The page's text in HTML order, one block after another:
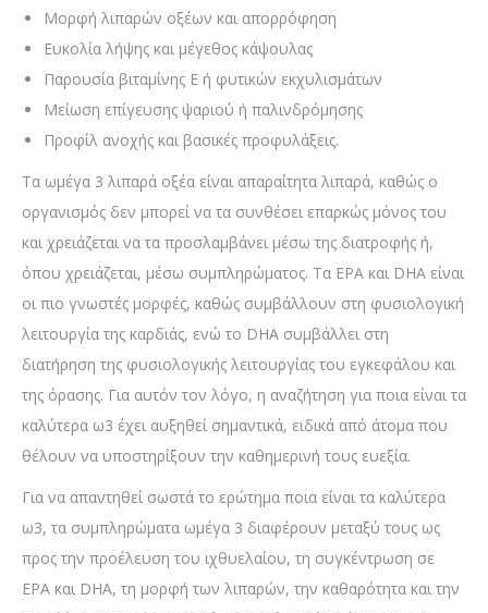
Μορφή λιπαρών οξέων και απορρόφηση
Ευκολία λήψης και μέγεθος κάψουλας
Παρουσία βιταμίνης Ε ή φυτικών εκχυλισμάτων
Μείωση επίγευσης ψαριού ή παλινδρόμησης
Προφίλ ανοχής και βασικές προφυλάξεις.
Τα ωμέγα 3 λιπαρά οξέα είναι απαραίτητα λιπαρά, καθώς ο
οργανισμός δεν μπορεί να τα συνθέσει επαρκώς μόνος του
και χρειάζεται να τα προσλαμβάνει μέσω της διατροφής ή,
όπου χρειάζεται, μέσω συμπληρώματος. Τα EPA και DHA είναι
οι πιο γνωστές μορφές, καθώς συμβάλλουν στη φυσιολογική
λειτουργία της καρδιάς, ενώ το DHA συμβάλλει στη
διατήρηση της φυσιολογικής λειτουργίας του εγκεφάλου και
της όρασης. Για αυτόν τον λόγο, η αναζήτηση για ποια είναι τα
καλύτερα ω3 έχει αυξηθεί σημαντικά, ειδικά από άτομα που
θέλουν να υποστηρίξουν την καθημερινή τους ευεξία.
Για να απαντηθεί σωστά το ερώτημα ποια είναι τα καλύτερα
ω3, τα συμπληρώματα ωμέγα 3 διαφέρουν μεταξύ τους ως
προς την προέλευση του ιχθυελαίου, τη συγκέντρωση σε
EPA και DHA, τη μορφή των λιπαρών, την καθαρότητα και την